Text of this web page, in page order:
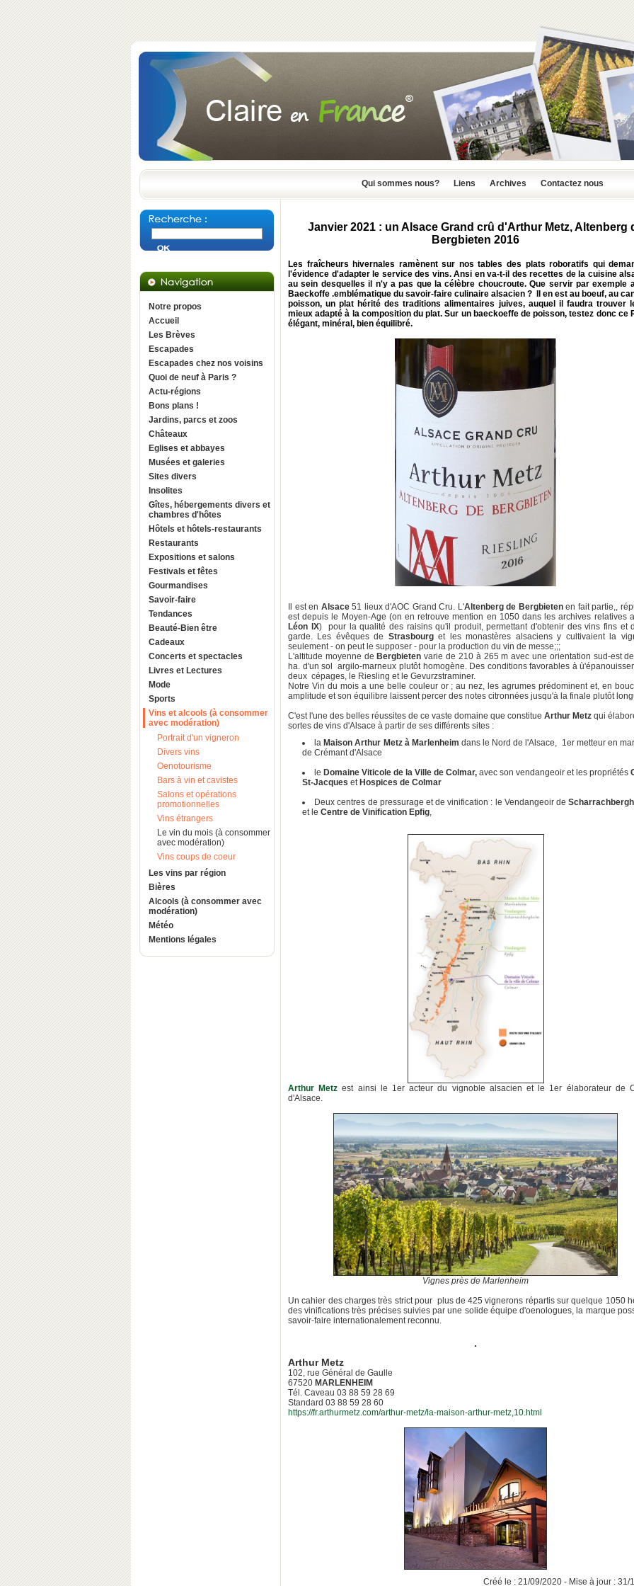
Qui sommes nous? Liens Archives Contactez nous
Notre propos
Accueil
Les Brèves
Escapades
Escapades chez nos voisins
Quoi de neuf à Paris ?
Actu-régions
Bons plans !
Jardins, parcs et zoos
Châteaux
Eglises et abbayes
Musées et galeries
Sites divers
Insolites
Gîtes, hébergements divers et
chambres d'hôtes
Hôtels et hôtels-restaurants
Restaurants
Expositions et salons
Festivals et fêtes
Gourmandises
Savoir-faire
Tendances
Beauté-Bien être
Cadeaux
Concerts et spectacles
Livres et Lectures
Mode
Sports
Vins et alcools (à consommer
avec modération)
Portrait d'un vigneron
Divers vins
Oenotourisme
Bars à vin et cavistes
Salons et opérations
promotionnelles
Vins étrangers
Le vin du mois (à consommer
avec modération)
Vins coups de coeur
Les vins par région
Bières
Alcools (à consommer avec
modération)
Météo
Mentions légales
Janvier 2021 : un Alsace Grand crû d'Arthur Metz, Altenberg
Bergbieten 2016
Les fraîcheurs hivernales ramènent sur nos tables des plats roboratifs qui
l'évidence d'adapter le service des vins. Ansi en va-t-il des recettes de la cuisine
au sein desquelles il n'y a pas que la célèbre choucroute. Que servir par exemple
Baeckoffe .emblématique du savoir-faire culinaire alsacien ? Il en est au boeuf, au
poisson, un plat hérité des traditions alimentaires juives, auquel il faudra trouver
mieux adapté à la composition du plat. Sur un baeckoeffe de poisson, testez donc ce
élégant, minéral, bien équilibré.
Il est en Alsace51 lieux d'AOC Grand Cru. L'Altenberg de Bergbieten en fait partie,,
est depuis le Moyen-Age (on en retrouve mention en 1050 dans les archives relatives
Léon IX) pour la qualité des raisins qu'il produit, permettant d'obtenir des vins fins et
garde. Les évêques de Strasbourget les monastères alsaciens y cultivaient la
seulement - on peut le supposer - pour la production du vin de messe;;;
L'altitude moyenne de Bergbietenvarie de 210 à 265 m avec une orientation sud-est
ha. d'un sol argilo-marneux plutôt homogène. Des conditions favorables à
deux cépages, le Riesling et le Gevurzstraminer.
Notre Vin du mois a une belle couleur or ; au nez, les agrumes prédominent et, en
amplitude et son équilibre laissent percer des notes citronnées jusqu'à la finale plutôt
C'est l'une des belles réussites de ce vaste domaine que constitue Arthur Metz qui
sortes de vins d'Alsace à partir de ses différents sites :
la Maison Arthur Metz à Marlenheim dans le Nord de l'Alsace, 1er metteur en
de Crémant d'Alsace
le Domaine Viticole de la Ville de Colmar, avec son vendangeoir et les propriétés
St-Jacques et Hospices de Colmar
Deux centres de pressurage et de vinification : le Vendangeoir de
et le Centre de Vinification Epfig,
Arthur Metz est ainsi le 1er acteur du vignoble alsacien et le 1er élaborateur de
d'Alsace.
Vignes près de Marlenheim
Un cahier des charges très strict pour plus de 425 vignerons répartis sur quelque 1050
des vinifications très précises suivies par une solide équipe d'oenologues, la marque
savoir-faire internationalement reconnu.
Arthur Metz
102, rue Général de Gaulle
67520 MARLENHEIM
Tél. Caveau 03 88 59 28 69
Standard 03 88 59 28 60
https://fr.arthurmetz.com/arthur-metz/la-maison-arthur-metz,10.html
Créé le : 21/09/2020 - Mise à jour : 31/